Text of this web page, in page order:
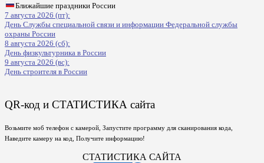
Ближайшие праздники России
7 августа 2026 (пт):
День Службы специальной связи и информации Федеральной службы
охраны России
8 августа 2026 (сб):
День физкультурника в России
9 августа 2026 (вс):
День строителя в России
QR-код и СТАТИСТИКА сайта
Возьмите моб телефон с камерой, Запустите программу для сканирования кода,
Наведите камеру на код, Получите информацию!
СТАТИСТИКА САЙТА